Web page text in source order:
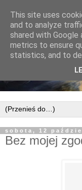
sobota, 12
Bez mojej
This site uses
and to analyze
shared with
metrics to ensure
statistics, and to